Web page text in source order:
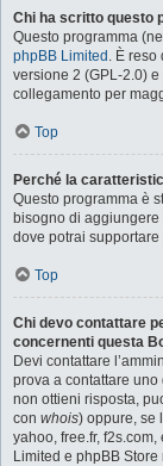
Chi ha scritto questo
Questo programma
phpBB Limited . È reso
versione 2 (GPL-2.0)
collegamento per
Top
Perché la
Questo programma è
bisogno di aggiungere
dove potrai
Top
Chi devo contattare
concernenti questa
Devi contattare
prova a contattare
non ottieni risposta,
con whois) oppure, se
yahoo, free.fr,
Limited e phpBB